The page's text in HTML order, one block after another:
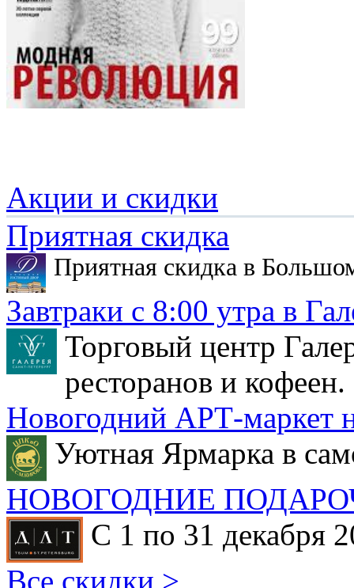
Акции и скидки
Приятная скидка
Приятная скидка в
Завтраки с 8:00 утра в
Торговый центр
ресторанов и кофеен.
Новогодний АРТ-маркет
Уютная Ярмарка в
НОВОГОДНИЕ
С 1 по 31 декабря
Все скидки >